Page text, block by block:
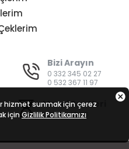
Bizi Arayın
0 332 345 02 27
0 532 367 11 97
Mesai Saatleri
08:00 - 19:00
hizmet sunmak için çerez
için Gizlilik Politikamızı